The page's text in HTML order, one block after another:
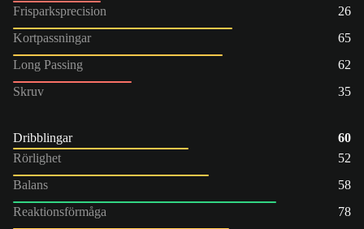
Frisparksprecision
26
Kortpassningar
65
Long Passing
62
Skruv
35
Dribblingar
60
Rörlighet
52
Balans
58
Reaktionsförmåga
78